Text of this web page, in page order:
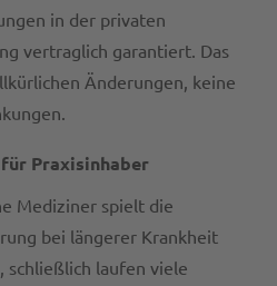
in der privaten
vertraglich garantiert. Das
Änderungen, keine
Praxisinhaber
Mediziner spielt die
bei längerer Krankheit
schließlich laufen viele